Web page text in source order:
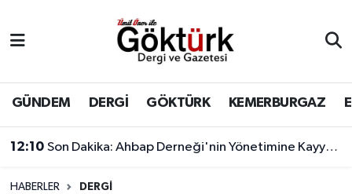
GÜNDEM DERGİ GÖKTÜRK KEMERBURGAZ
12:10 Son Dakika: Ahbap Derneği'nin Yönetimine Kayyum Atandı
HABERLER DERGİ
BİLİM
DERGİ
DÜNYA
Eyüpsultan Hava Durumu
Eyüpsultan Trafik Yoğunluk Haritası
Süper Lig Puan Durumu ve Fikstür
Tüm Manşetler